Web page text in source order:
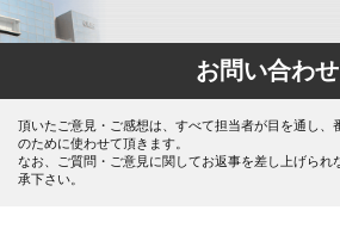
お問い合わせ
頂いたご意見・ご感想は、すべて担当者が目を通し、
のために使わせて頂きます。
なお、ご質問・ご意見に関してお返事を差し上げられ
承下さい。